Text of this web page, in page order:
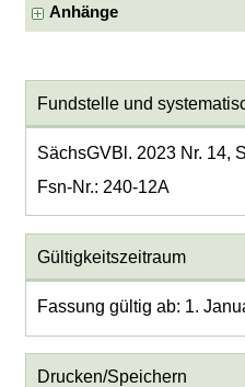
Anhänge
Fundstelle und
SächsGVBl. 2023 Nr. 14,
Fsn-Nr.: 240-12A
Gültigkeitszeitraum
Fassung gültig ab: 1.
Drucken/Speichern